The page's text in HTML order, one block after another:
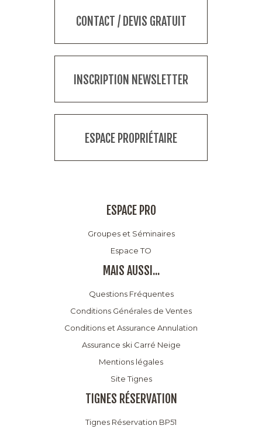
CONTACT / DEVIS GRATUIT
INSCRIPTION NEWSLETTER
ESPACE PROPRIÉTAIRE
ESPACE PRO
Groupes et Séminaires
Espace TO
MAIS AUSSI...
Questions Fréquentes
Conditions Générales de Ventes
Conditions et Assurance Annulation
Assurance ski Carré Neige
Mentions légales
Site Tignes
TIGNES RÉSERVATION
Tignes Réservation BP51